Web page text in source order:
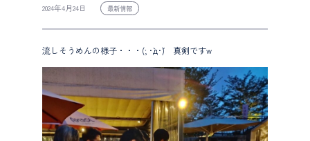
2024年4月24日 最新情報
流しそうめんの様子・・・(; ･`д･´) 真剣ですw